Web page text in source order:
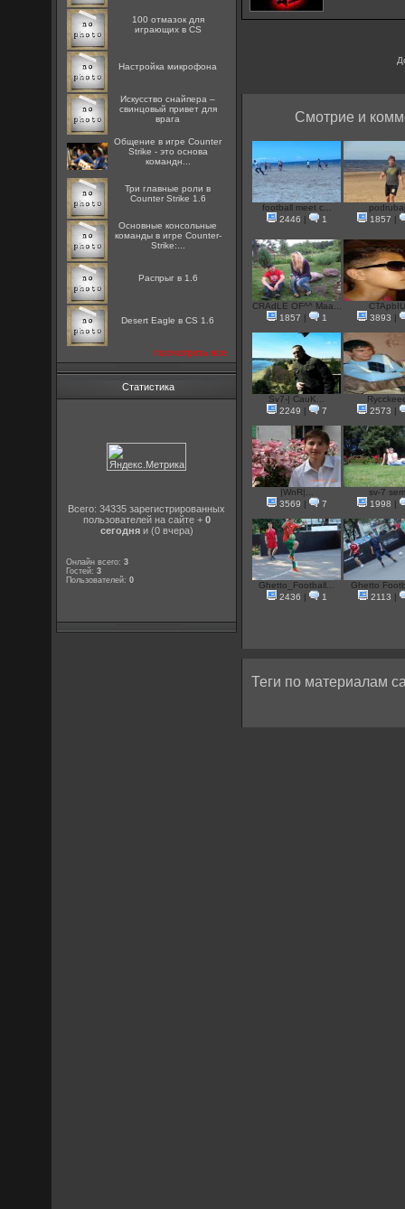
100 отмазок для
играющих в CS
Настройка микрофона
Искусство снайпера –
свинцовый привет для
врага
Общение в игре Counter
Strike - это основа
командн...
Три главные роли в
Counter Strike 1.6
Основные консольные
команды в игре Counter-
Strike:...
Распрыг в 1.6
Desert Eagle в CS 1.6
посмотреть все
Статистика
Всего: 34335 зарегистрированных
пользователей на сайте + 0
сегодняи (0 вчера)
Онлайн всего:3
Гостей:3
Пользователей:0
Смотрие и
football meet c...
2446
1
1857
|
CRAdLE OF^^ Maa...
1857
1
3893
|
Sv7-| CauK...
2249
7
2573
|
|WnR|...
3569
7
sv-7
1998
|
Ghetto_Football...
2436
1
Ghetto
2113
Теги по материалам